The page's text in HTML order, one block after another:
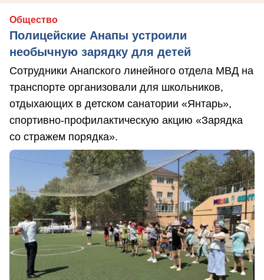
Общество
Полицейские Анапы устроили
необычную зарядку для детей
Сотрудники Анапского линейного отдела МВД на
транспорте организовали для школьников,
отдыхающих в детском санатории «Янтарь»,
спортивно-профилактическую акцию «Зарядка
со стражем порядка».